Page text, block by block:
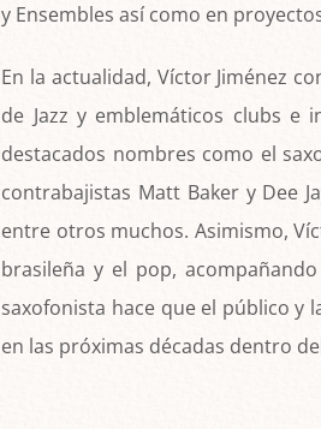
y Ensembles así como en
En la actualidad, Víctor Jiménez
de Jazz y emblemáticos clubs e
destacados nombres como el
contrabajistas Matt Baker y Dee
entre otros muchos. Asimismo,
brasileña y el pop,
saxofonista hace que el público y
en las próximas décadas dentro